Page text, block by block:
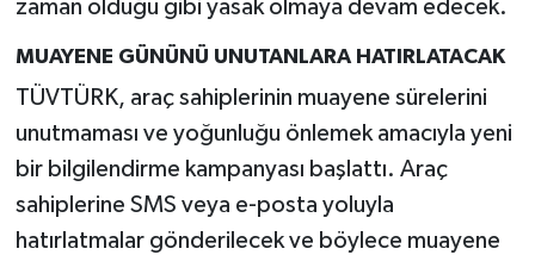
zaman olduğu gibi yasak olmaya devam edecek.
MUAYENE GÜNÜNÜ UNUTANLARA HATIRLATACAK
TÜVTÜRK, araç sahiplerinin muayene sürelerini
unutmaması ve yoğunluğu önlemek amacıyla yeni
bir bilgilendirme kampanyası başlattı. Araç
sahiplerine SMS veya e-posta yoluyla
hatırlatmalar gönderilecek ve böylece muayene